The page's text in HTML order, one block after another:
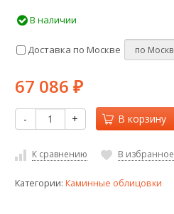
В наличии
Доставка по Москве
67 086 ₽
- + В корзину
К сравнению В избранное
Категории: Каминные облицовки